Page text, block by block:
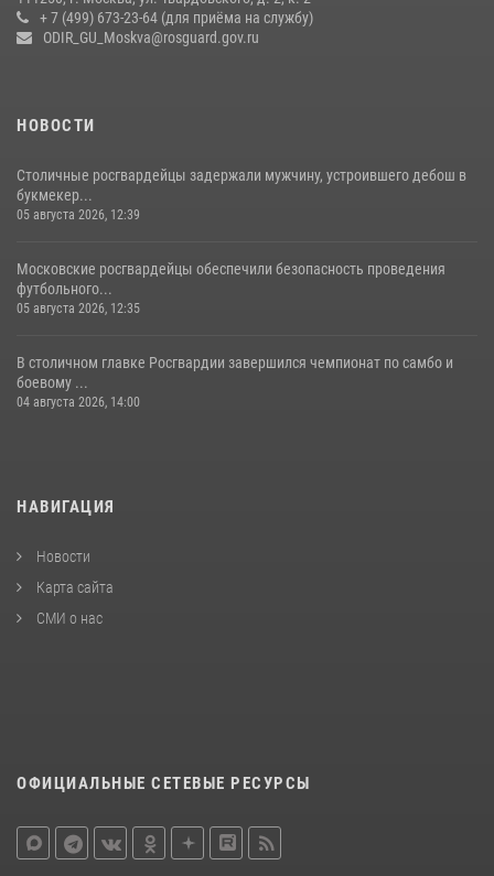
В спецподразделении столичного главка Росгвардии завершился
+ 7 (499) 673-23-64 (для приёма на службу)
ODIR_GU_Moskva@rosguard.gov.ru
НОВОСТИ
Столичные росгвардейцы задержали мужчину, устроившего дебош в
букмекер...
05 августа 2026, 12:39
Московские росгвардейцы обеспечили безопасность проведения
футбольного...
05 августа 2026, 12:35
В столичном главке Росгвардии завершился чемпионат по самбо и
боевому ...
04 августа 2026, 14:00
НАВИГАЦИЯ
Новости
Карта сайта
СМИ о нас
ОФИЦИАЛЬНЫЕ СЕТЕВЫЕ РЕСУРСЫ